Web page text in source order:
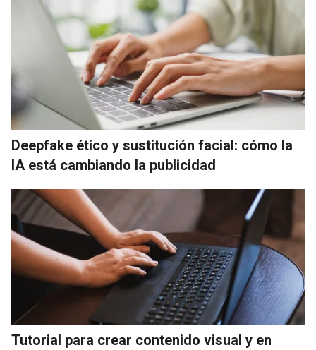
Deepfake ético y sustitución facial: cómo la
IA está cambiando la publicidad
Tutorial para crear contenido visual y en